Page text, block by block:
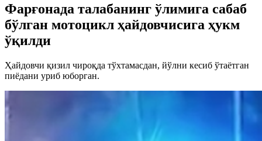
Фарғонада талабанинг ўлимига сабаб
бўлган мотоцикл ҳайдовчисига ҳукм
ўқилди
Ҳайдовчи қизил чироқда тўхтамасдан, йўлни кесиб ўтаётган
пиёдани уриб юборган.